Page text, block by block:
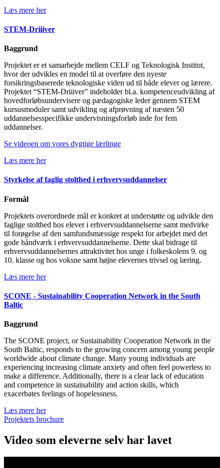
Læs mere her
STEM-Driiiver
Baggrund
Projektet er et samarbejde mellem CELF og Teknologisk Institut,
hvor der udvikles en model til at overføre den nyeste
forsikringsbaserede teknologiske viden ud til både elever og lærere.
Projektet “STEM-Driiiver” indeholder bl.a. kompetenceudvikling af
hovedforløbsundervisere og pædagogiske leder gennem STEM
kursusmoduler samt udvikling og afprøvning af næsten 50
uddannelsesspecifikke undervisningsforløb inde for fem
uddannelser.
Se videoen om vores dygtige lærlinge
Læs mere her
Styrkelse af faglig stolthed i erhvervsuddannelser
Formål
Projektets overordnede mål er konkret at understøtte og udvikle den
faglige stolthed hos elever i erhvervsuddannelserne samt medvirke
til forøgelse af den samfundsmæssige respekt for arbejdet med det
gode håndværk i erhvervsuddannelserne. Dette skal bidrage til
erhvervsuddannelsernes attraktivitet hos unge i folkeskolens 9. og
10. klasse og hos voksne samt højne elevernes trivsel og læring.
Læs mere her
SCONE - Sustainability Cooperation Network in the South
Baltic
Baggrund
The SCONE project, or Sustainability Cooperation Network in the
South Baltic, responds to the growing concern among young people
worldwide about climate change. Many young individuals are
experiencing increasing climate anxiety and often feel powerless to
make a difference. Additionally, there is a clear lack of education
and competence in sustainability and action skills, which
exacerbates feelings of hopelessness.
Læs mere her
Projektets brochure
Video som eleverne selv har lavet